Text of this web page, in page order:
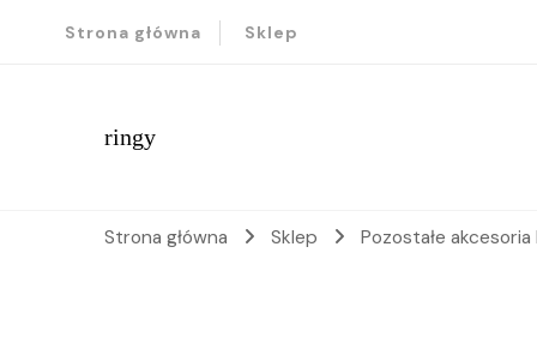
Strona główna Sklep
ringy
Strona główna Sklep Pozostałe